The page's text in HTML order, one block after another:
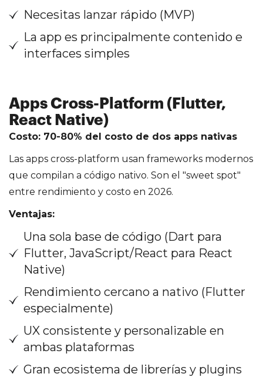
Necesitas lanzar rápido (MVP)
La app es principalmente contenido e
interfaces simples
Apps Cross-Platform (Flutter,
React Native)
Costo: 70-80% del costo de dos apps nativas
Las apps cross-platform usan frameworks modernos
que compilan a código nativo. Son el "sweet spot"
entre rendimiento y costo en 2026.
Ventajas:
Una sola base de código (Dart para
Flutter, JavaScript/React para React
Native)
Rendimiento cercano a nativo (Flutter
especialmente)
UX consistente y personalizable en
ambas plataformas
Gran ecosistema de librerías y plugins